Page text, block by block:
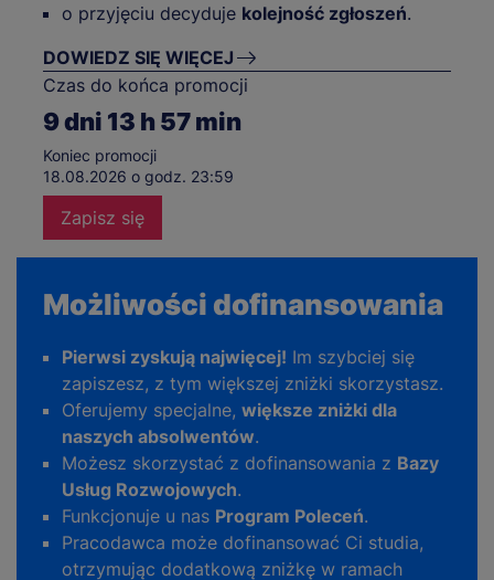
o przyjęciu decyduje kolejność zgłoszeń.
DOWIEDZ SIĘ WIĘCEJ
Czas do końca promocji
9dni 13 h 57min
Koniec promocji
18.08.2026 o godz. 23:59
Zapisz się
Możliwości dofinansowania
Pierwsi zyskują najwięcej! Im szybciej się
zapiszesz, z tym większej zniżki skorzystasz.
Oferujemy specjalne, większe zniżki dla
naszych absolwentów.
Możesz skorzystać z dofinansowania z Bazy
Usług Rozwojowych.
Funkcjonuje u nas Program Poleceń.
Pracodawca może dofinansować Ci studia,
otrzymując dodatkową zniżkę w ramach